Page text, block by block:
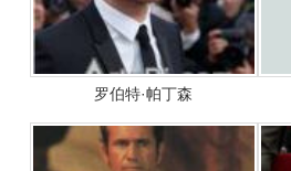
罗伯特·帕丁森